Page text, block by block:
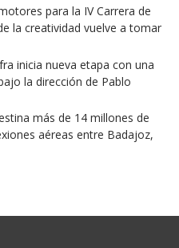
para la IV Carrera de
la creatividad vuelve a tomar
inicia nueva etapa con una
la dirección de Pablo
más de 14 millones de
aéreas entre Badajoz,